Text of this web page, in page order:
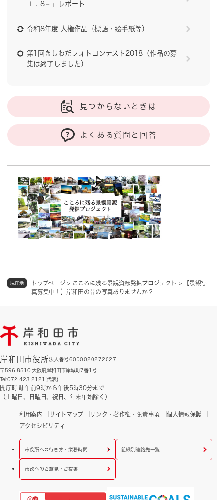
現在地 トップページ > こころに残る景観資源発掘プロジェクト >
【景観写
真募集中！】岸和田の昔の写真ありませんか？
ｌ．8－」レポート
令和8年度 人権作品（標語・絵手紙等）
第1回きしわだフォトコンテスト2018（作品の募
集は終了しました）
見つからないときは
よくある質問と回答
岸和田市役所法人番号6000020272027
〒596-8510 大阪府岸和田市岸城町7番1号
Tel:072-423-2121(代表)
開庁時間:午前9時から午後5時30分まで
（土曜日、日曜日、祝日、年末年始除く）
利用案内 サイトマップ リンク・著作権・免責事項
個人情報保護
アクセシビリティ
市役所への行き方・業務時間 組織別連絡先一覧
市政へのご意見・ご提案